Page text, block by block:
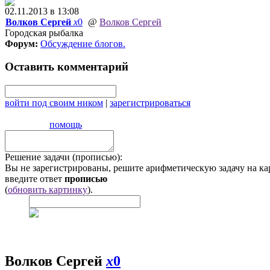
02.11.2013 в 13:08
Волков Сергей x0 @ Волков Сергей
Городская рыбалка
Форум: Обсуждение блогов.
Оставить комментарий
войти под своим ником | зарегистрироваться
помощь
Решение задачи (прописью):
Вы не зарегистрированы, решите арифметическую задачу на
введите ответ прописью
(обновить картинку).
Волков Сергей x0